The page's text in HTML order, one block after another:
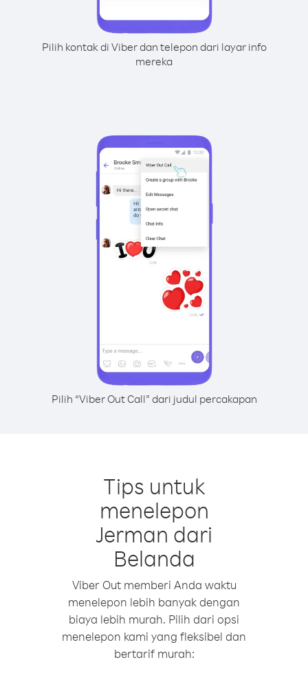
Pilih kontak di Viber dan telepon dari layar info
mereka
Pilih “Viber Out Call” dari judul percakapan
Tips untuk
menelepon
Jerman dari
Belanda
Viber Out memberi Anda waktu
menelepon lebih banyak dengan
biaya lebih murah. Pilih dari opsi
menelepon kami yang fleksibel dan
bertarif murah: